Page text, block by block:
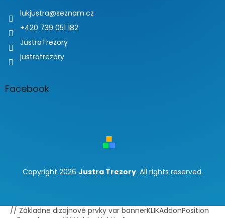
lukjustra@seznam.cz
+420 739 051 182
JustraTrezory
justratrezory
Facebook
Copyright 2026 Justra Trezory. All rights reserved.
// Základne dizajnové prvky var bannerKLIKAddonPosition